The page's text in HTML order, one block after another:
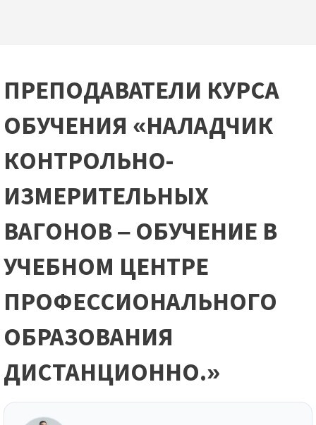
ПРЕПОДАВАТЕЛИ КУРСА
ОБУЧЕНИЯ «НАЛАДЧИК
КОНТРОЛЬНО-
ИЗМЕРИТЕЛЬНЫХ
ВАГОНОВ – ОБУЧЕНИЕ В
УЧЕБНОМ ЦЕНТРЕ
ПРОФЕССИОНАЛЬНОГО
ОБРАЗОВАНИЯ
ДИСТАНЦИОННО.»